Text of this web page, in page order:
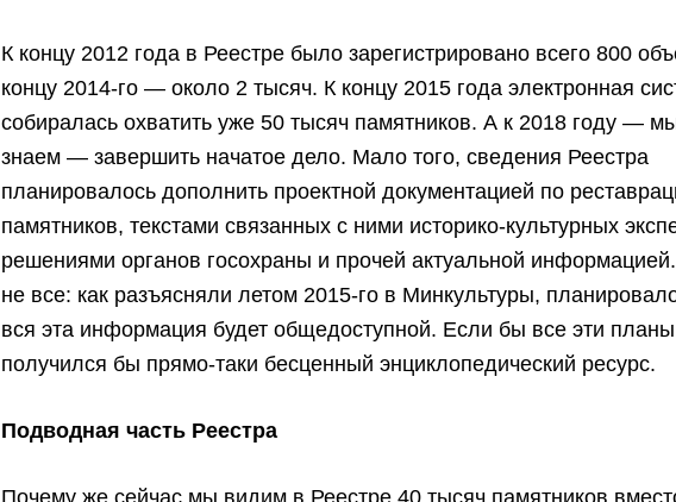
К концу 2012 года в Реестре было зарегистрировано всего 800
концу 2014-го — около 2 тысяч. К концу 2015 года электронная
собиралась охватить уже 50 тысяч памятников. А к 2018 году —
знаем — завершить начатое дело. Мало того, сведения Реестра
планировалось дополнить проектной документацией по
памятников, текстами связанных с ними историко-культурных
решениями органов госохраны и прочей актуальной
не все: как разъясняли летом 2015-го в Минкультуры,
вся эта информация будет общедоступной. Если бы все эти
получился бы прямо-таки бесценный энциклопедический ресурс.
Подводная часть Реестра
Почему же сейчас мы видим в Реестре 40 тысяч памятников